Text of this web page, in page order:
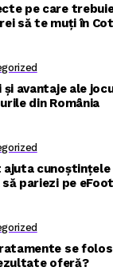
pe care
să te muți în
și avantaje ale
din România
ajuta
pariezi pe
se
oferă?